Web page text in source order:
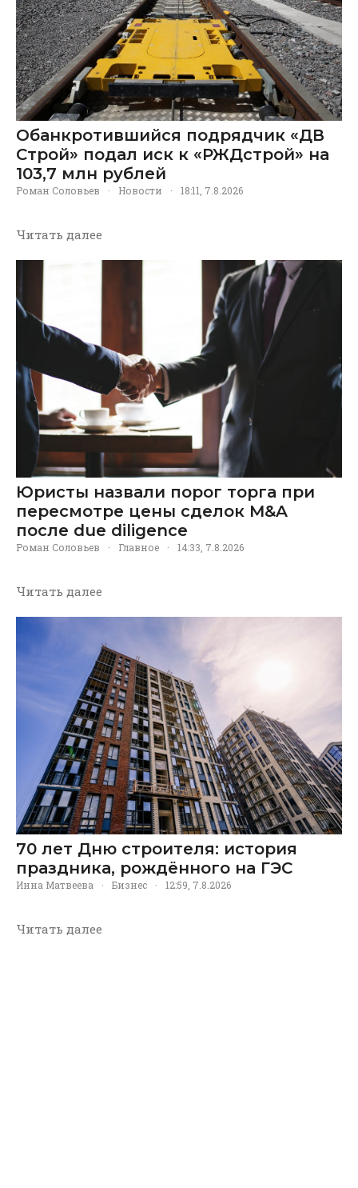
Обанкротившийся подрядчик «ДВ
Строй» подал иск к «РЖДстрой» на
103,7 млн рублей
Роман Соловьев · Новости · 18:11, 7.8.2026
Читать далее
Юристы назвали порог торга при
пересмотре цены сделок M&A
после due diligence
Роман Соловьев · Главное · 14:33, 7.8.2026
Читать далее
70 лет Дню строителя: история
праздника, рождённого на ГЭС
Инна Матвеева · Бизнес · 12:59, 7.8.2026
Читать далее